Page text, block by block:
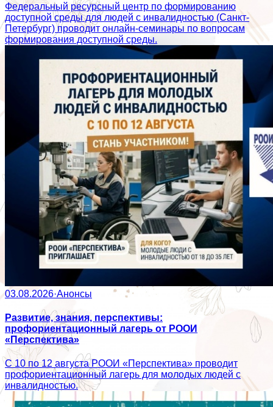
Федеральный ресурсный центр по формированию
доступной среды для людей с инвалидностью (Санкт-
Петербург) проводит онлайн-семинары по вопросам
формирования доступной среды.
03.08.2026·Анонсы
Развитие, знания, перспективы:
профориентационный лагерь от РООИ
«Перспектива»
С 10 по 12 августа РООИ «Перспектива» проводит
профориентационный лагерь для молодых людей с
инвалидностью.